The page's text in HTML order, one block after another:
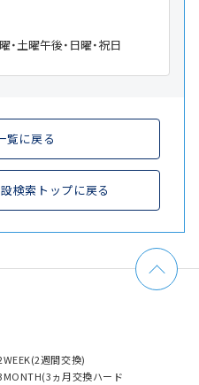
・土曜午後・日曜・祝日
覧に戻る
検索トップに戻る
週間交換)
ヵ月交換ハード